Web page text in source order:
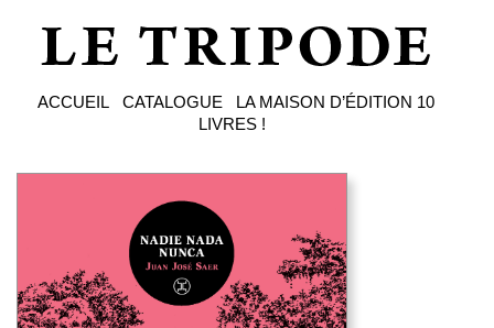
ACCUEIL CATALOGUE LA MAISON D’ÉDITION 10
LIVRES !